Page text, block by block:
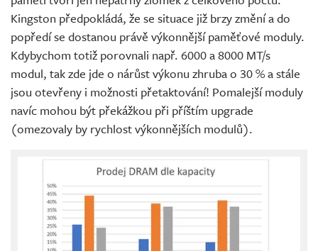
Kingston předpokládá, že se situace již brzy změní a do
popředí se dostanou právě výkonnější paměťové moduly.
Kdybychom totiž porovnali např. 6000 a 8000 MT/s
modul, tak zde jde o nárůst výkonu zhruba o 30 % a stále
jsou otevřeny i možnosti přetaktování! Pomalejší moduly
navíc mohou být překážkou při příštím upgrade
(omezovaly by rychlost výkonnějších modulů).